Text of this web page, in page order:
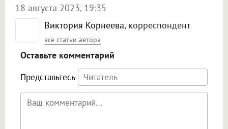
Виктория Корнеева, корреспондент
все статьи автора
18 августа 2023, 19:35
Оставьте комментарий
Представьтесь